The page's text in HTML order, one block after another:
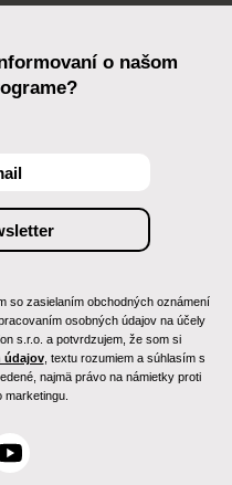
o našom
so zasielaním obchodných oznámení
osobných údajov na účely
s.r.o. a potvrdzujem, že som si
údajov, textu rozumiem a súhlasím s
najmä právo na námietky proti
marketingu.
Y